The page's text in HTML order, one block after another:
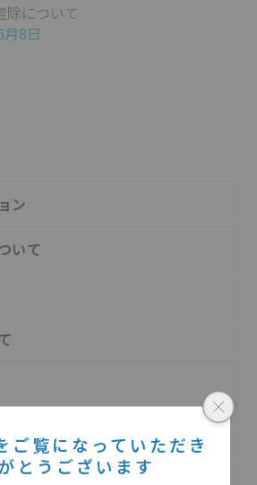
除について
8日
ン
いて
ご覧になっていただき
とうございます